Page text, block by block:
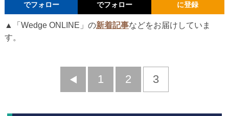
でフォロー でフォロー に登録
▲「Wedge ONLINE」の新着記事などをお届けしていま
す。
前
1 2 3